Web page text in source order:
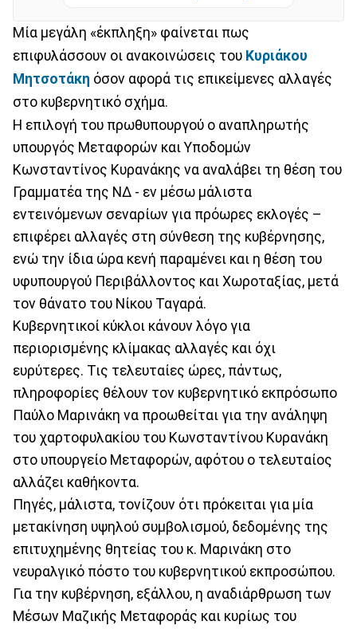
Μία μεγάλη «έκπληξη» φαίνεται πως
επιφυλάσσουν οι ανακοινώσεις του Κυριάκου
Μητσοτάκη όσον αφορά τις επικείμενες αλλαγές
στο κυβερνητικό σχήμα.
Η επιλογή του πρωθυπουργού ο αναπληρωτής
υπουργός Μεταφορών και Υποδομών
Κωνσταντίνος Κυρανάκης να αναλάβει τη θέση του
Γραμματέα της ΝΔ - εν μέσω μάλιστα
εντεινόμενων σεναρίων για πρόωρες εκλογές –
επιφέρει αλλαγές στη σύνθεση της κυβέρνησης,
ενώ την ίδια ώρα κενή παραμένει και η θέση του
υφυπουργού Περιβάλλοντος και Χωροταξίας, μετά
τον θάνατο του Νίκου Ταγαρά.
Κυβερνητικοί κύκλοι κάνουν λόγο για
περιορισμένης κλίμακας αλλαγές και όχι
ευρύτερες. Τις τελευταίες ώρες, πάντως,
πληροφορίες θέλουν τον κυβερνητικό εκπρόσωπο
Παύλο Μαρινάκη να προωθείται για την ανάληψη
του χαρτοφυλακίου του Κωνσταντίνου Κυρανάκη
στο υπουργείο Μεταφορών, αφότου ο τελευταίος
αλλάζει καθήκοντα.
Πηγές, μάλιστα, τονίζουν ότι πρόκειται για μία
μετακίνηση υψηλού συμβολισμού, δεδομένης της
επιτυχημένης θητείας του κ. Μαρινάκη στο
νευραλγικό πόστο του κυβερνητικού εκπροσώπου.
Για την κυβέρνηση, εξάλλου, η αναδιάρθρωση των
Μέσων Μαζικής Μεταφοράς και κυρίως του